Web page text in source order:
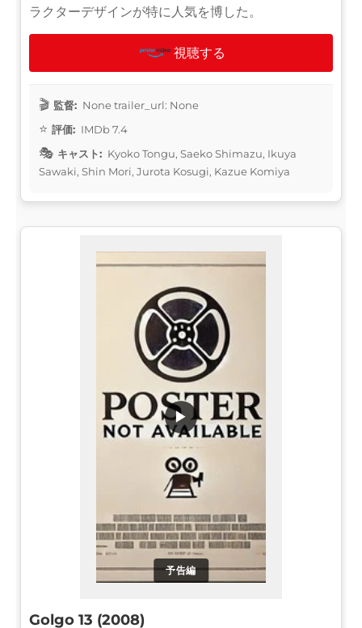
ラクターデザインが特に人気を博した。
視聴する
監督: None trailer_url: None
評価: IMDb 7.4
キャスト: Kyoko Tongu, Saeko Shimazu, Ikuya
Sawaki, Shin Mori, Jurota Kosugi, Kazue Komiya
予告編
▶
Golgo 13 (2008)